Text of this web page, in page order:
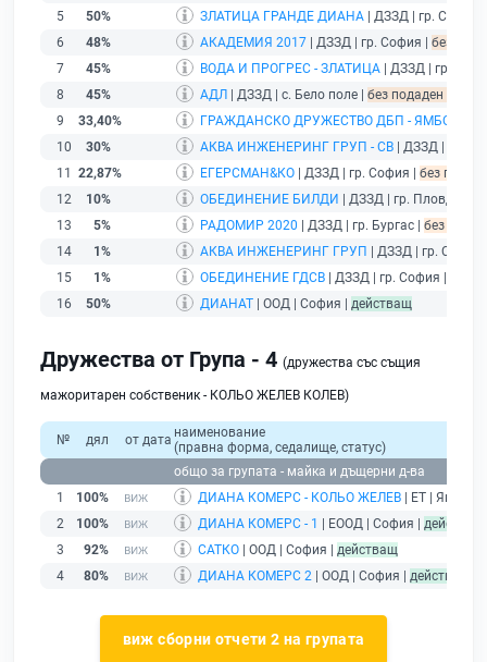
5
50% ЗЛАТИЦА ГРАНДЕ ДИАНА | ДЗЗД | гр. София
6
48% АКАДЕМИЯ 2017 | ДЗЗД | гр. София | без
7
45% ВОДА И ПРОГРЕС - ЗЛАТИЦА | ДЗЗД | гр.
8
45% АДЛ | ДЗЗД | с. Бело поле | без подаден
9
33,40% ГРАЖДАНСКО ДРУЖЕСТВО ДБП - ЯМБОЛ
10
30% АКВА ИНЖЕНЕРИНГ ГРУП - СВ | ДЗЗД | гр.
11
22,87% ЕГЕРСМАН&КО | ДЗЗД | гр. София | без
12
10% ОБЕДИНЕНИЕ БИЛДИ | ДЗЗД | гр. Пловдив |
13
5% РАДОМИР 2020 | ДЗЗД | гр. Бургас | без
14
1% АКВА ИНЖЕНЕРИНГ ГРУП
| ДЗЗД | гр.
15
1% ОБЕДИНЕНИЕ ГДСВ | ДЗЗД | гр. София |
16
50% ДИАНАТ | ООД | София | действащ
Дружества от Група - 4 (дружества със същия
мажоритарен собственик - КОЛЬО ЖЕЛЕВ КОЛЕВ)
№ дял от дата наименование
(правна форма, седалище, статус)
общо за групата - майка и дъщерни д-ва
1
100% ДИАНА КОМЕРС - КОЛЬО ЖЕЛЕВ | ЕТ | Ямбол |
2
100% ДИАНА КОМЕРС - 1 | ЕООД | София | действащ
3
92% САТКО | ООД | София | действащ
4
80% ДИАНА КОМЕРС 2 | ООД | София | действащ
виж сборни отчети 2 на групата